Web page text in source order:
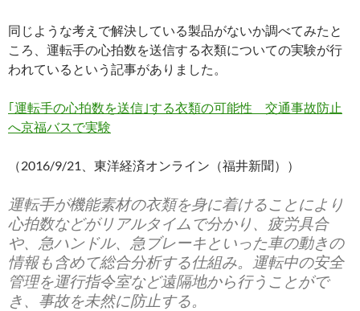
同じような考えで解決している製品がないか調べてみたと
ころ、運転手の心拍数を送信する衣類についての実験が行
われているという記事がありました。
｢運転手の心拍数を送信｣する衣類の可能性 交通事故防止
へ京福バスで実験
（2016/9/21、東洋経済オンライン（福井新聞））
運転手が機能素材の衣類を身に着けることにより
心拍数などがリアルタイムで分かり、疲労具合
や、急ハンドル、急ブレーキといった車の動きの
情報も含めて総合分析する仕組み。運転中の安全
管理を運行指令室など遠隔地から行うことがで
き、事故を未然に防止する。